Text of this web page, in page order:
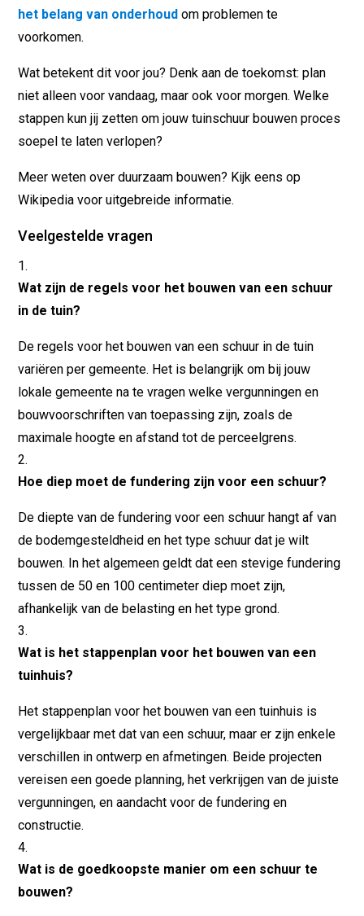
het belang van onderhoud om problemen te
voorkomen.
Wat betekent dit voor jou? Denk aan de toekomst: plan
niet alleen voor vandaag, maar ook voor morgen. Welke
stappen kun jij zetten om jouw tuinschuur bouwen proces
soepel te laten verlopen?
Meer weten over duurzaam bouwen? Kijk eens op
Wikipedia voor uitgebreide informatie.
Veelgestelde vragen
Wat zijn de regels voor het bouwen van een schuur
in de tuin?
De regels voor het bouwen van een schuur in de tuin
variëren per gemeente. Het is belangrijk om bij jouw
lokale gemeente na te vragen welke vergunningen en
bouwvoorschriften van toepassing zijn, zoals de
maximale hoogte en afstand tot de perceelgrens.
Hoe diep moet de fundering zijn voor een schuur?
De diepte van de fundering voor een schuur hangt af van
de bodemgesteldheid en het type schuur dat je wilt
bouwen. In het algemeen geldt dat een stevige fundering
tussen de 50 en 100 centimeter diep moet zijn,
afhankelijk van de belasting en het type grond.
Wat is het stappenplan voor het bouwen van een
tuinhuis?
Het stappenplan voor het bouwen van een tuinhuis is
vergelijkbaar met dat van een schuur, maar er zijn enkele
verschillen in ontwerp en afmetingen. Beide projecten
vereisen een goede planning, het verkrijgen van de juiste
vergunningen, en aandacht voor de fundering en
constructie.
Wat is de goedkoopste manier om een schuur te
bouwen?